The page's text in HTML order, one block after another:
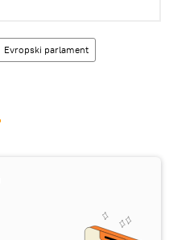
Evropski parlament